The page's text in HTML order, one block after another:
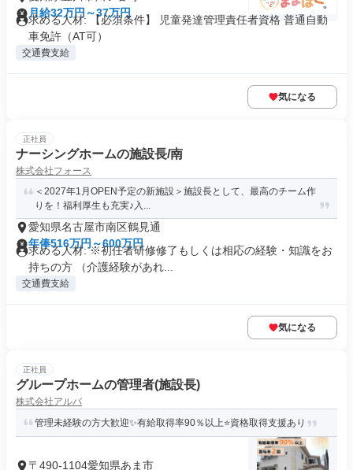
月給32万円～37万円
求める人材: 【必須条件】 児童発達管理責任者資格 普通自動
車免許（AT可）
交通費支給
気になる
正社員
ナーシングホームの施設長/南
株式会社フォース
＜2027年1月OPEN予定の新施設＞施設長として、最高のチーム作
りを！福利厚生も充実♪入...
愛知県名古屋市南区鶴見通
年俸516万円～600万円
求める人材: ※初任者研修修了もしくは相応の経験・知識をお
持ちの方 （介護経験があれ...
交通費支給
気になる
正社員
グループホームの管理者(施設長)
株式会社アルバ
管理未経験の方大歓迎✨有給取得率90％以上⭐資格取得支援あり
〒490-1104愛知県あま市